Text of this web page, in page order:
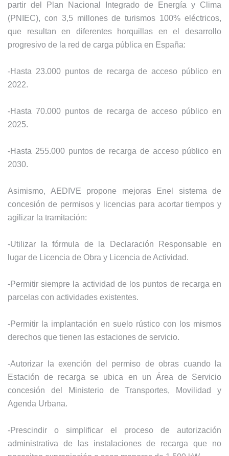
partir del Plan Nacional Integrado de Energía y Clima
(PNIEC), con 3,5 millones de turismos 100% eléctricos,
que resultan en diferentes horquillas en el desarrollo
progresivo de la red de carga pública en España:
-Hasta 23.000 puntos de recarga de acceso público en
2022.
-Hasta 70.000 puntos de recarga de acceso público en
2025.
-Hasta 255.000 puntos de recarga de acceso público en
2030.
Asimismo, AEDIVE propone mejoras Enel sistema de
concesión de permisos y licencias para acortar tiempos y
agilizar la tramitación:
-Utilizar la fórmula de la Declaración Responsable en
lugar de Licencia de Obra y Licencia de Actividad.
-Permitir siempre la actividad de los puntos de recarga en
parcelas con actividades existentes.
-Permitir la implantación en suelo rústico con los mismos
derechos que tienen las estaciones de servicio.
-Autorizar la exención del permiso de obras cuando la
Estación de recarga se ubica en un Área de Servicio
concesión del Ministerio de Transportes, Movilidad y
Agenda Urbana.
-Prescindir o simplificar el proceso de autorización
administrativa de las instalaciones de recarga que no